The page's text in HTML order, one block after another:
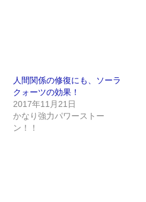
人間関係の修復にも、ソーラ
クォーツの効果！
2017年11月21日
かなり強力パワーストー
ン！！